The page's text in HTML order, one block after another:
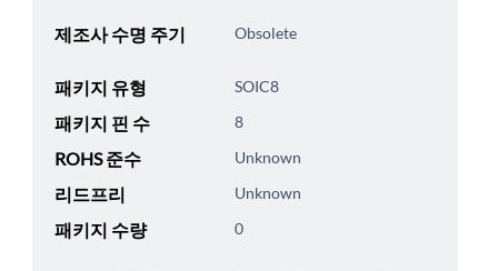
제조사 수명 주기 Obsolete
패키지 유형 SOIC8
패키지 핀 수 8
ROHS 준수 Unknown
리드프리 Unknown
패키지 수량 0